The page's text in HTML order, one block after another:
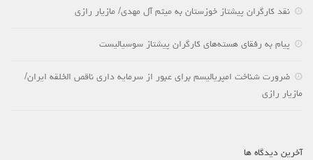
نقد کارگران پیشتاز خوزستان به میثم آل مهدی/ مازیار رازی
پیام به رفقای هسته‌های کارگران پیشتاز سوسیالیست
ضرورت شناخت امپریالیسم برای عبور از سرمایه داری ناقص الخلقه ایران/
مازیار رازی
آخرین دیدگاه ها